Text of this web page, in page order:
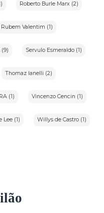
Roberto Burle Marx (2)
Rubem Valentim (1)
(9) Servulo Esmeraldo (1)
Thomaz Ianelli (2)
(1) Vincenzo Cencin (1)
Lee (1) Willys de Castro (1)